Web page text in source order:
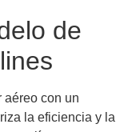
de
aéreo con un
la eficiencia y la